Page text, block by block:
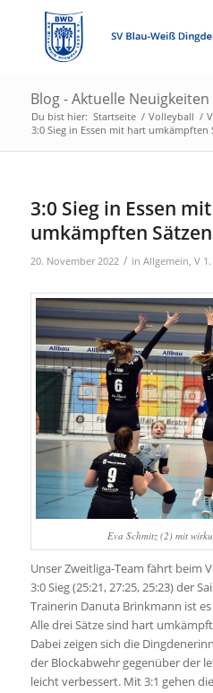
Blog - Aktuelle Neuigkeiten
Du bist hier: Startseite / Volleyball /
3:0 Sieg in Essen mit hart umkämpften
3:0 Sieg in Essen
umkämpften Sätzen
20. November 2022 / in Allgemein, V
Eva Schmitz (2) mit
Unser Zweitliga-Team fährt beim
3:0 Sieg (25:21, 27:25, 25:23) der
Trainerin Danuta Brinkmann ist
Alle drei Sätze sind hart
Dabei zeigen sich die
der Blockabwehr gegenüber der
leicht verbessert. Mit 3:1 gehen